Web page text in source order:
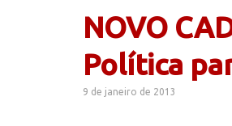
NOVO
Política
9 de janeiro de 2013